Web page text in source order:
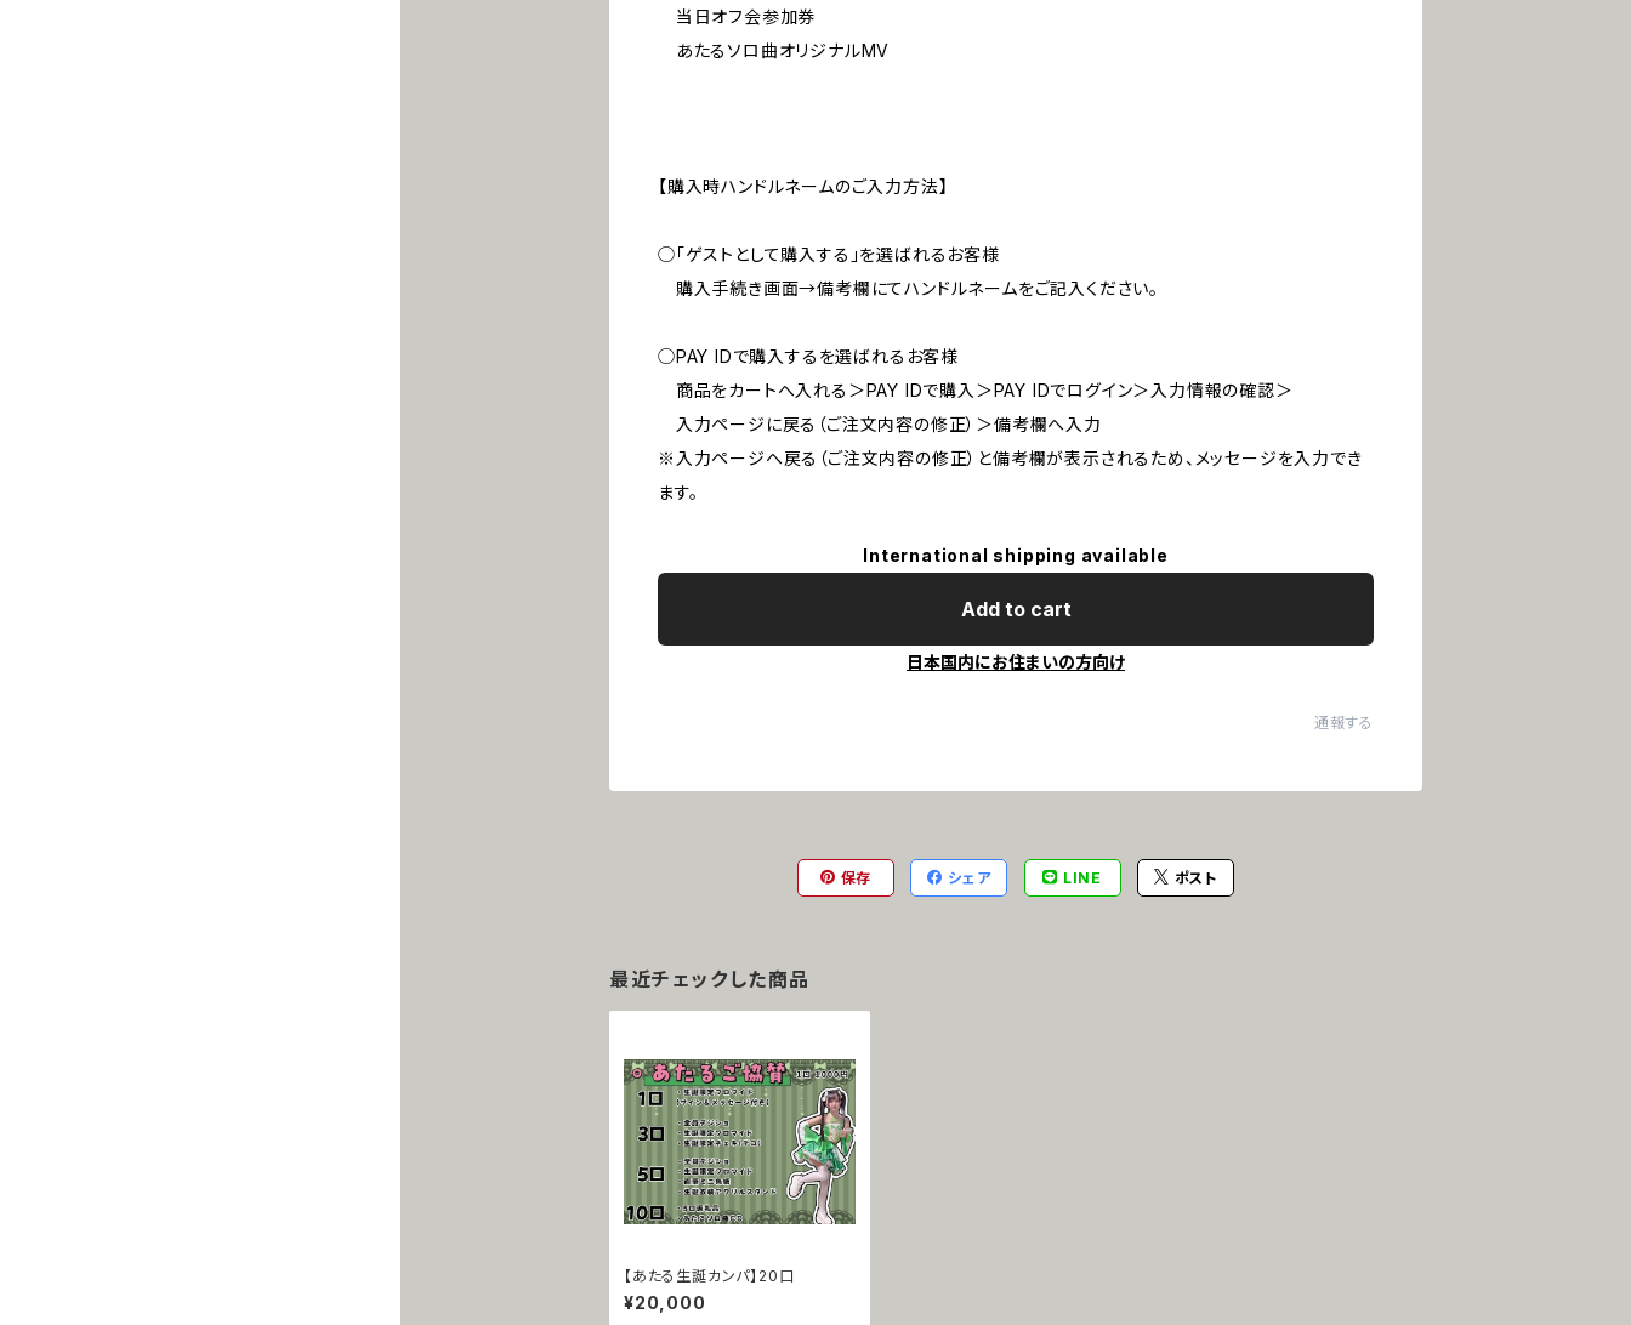
当日オフ会参加券
あたるソロ曲オリジナルMV
【購入時ハンドルネームのご入力方法】
◯「ゲストとして購入する」を選ばれるお客様
購入手続き画面→備考欄にてハンドルネームをご記入ください。
◯PAY IDで購入するを選ばれるお客様
商品をカートへ入れる＞PAY IDで購入＞PAY IDでログイン＞入力情報の確認＞
入力ページに戻る（ご注文内容の修正）＞備考欄へ入力
※入力ページへ戻る（ご注文内容の修正）と備考欄が表示されるため、メッセージを入力でき
ます。
International shipping available
Add to cart
日本国内にお住まいの方向け
通報する
保存 シェア LINE ポスト
最近チェックした商品
【あたる生誕カンパ】20口
¥20,000